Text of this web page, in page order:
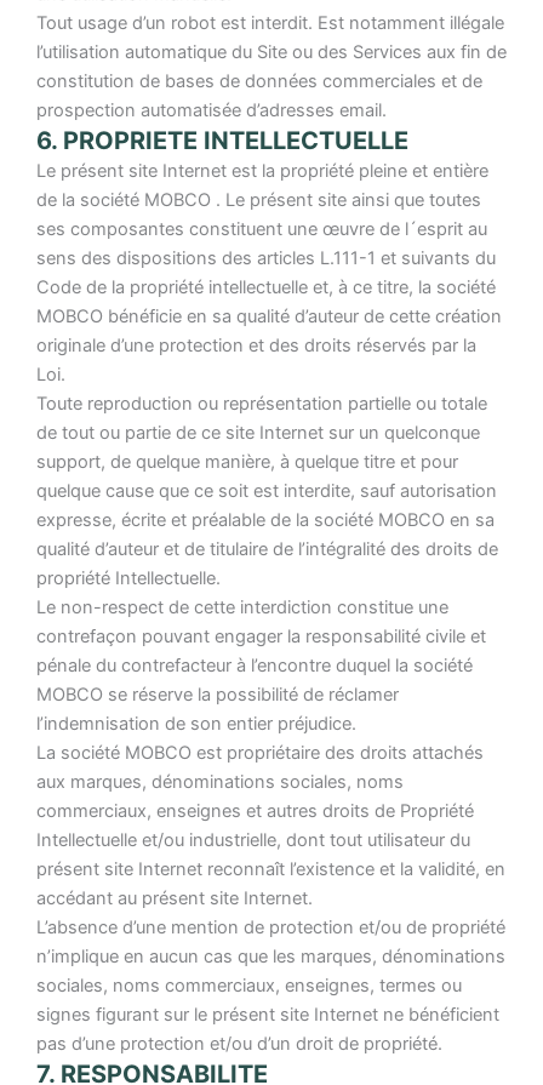
Tout usage d’un robot est interdit. Est notamment illégale
l’utilisation automatique du Site ou des Services aux fin de
constitution de bases de données commerciales et de
prospection automatisée d’adresses email.
6. PROPRIETE INTELLECTUELLE
Le présent site Internet est la propriété pleine et entière
de la société MOBCO . Le présent site ainsi que toutes
ses composantes constituent une œuvre de l´esprit au
sens des dispositions des articles L.111-1 et suivants du
Code de la propriété intellectuelle et, à ce titre, la société
MOBCO bénéficie en sa qualité d’auteur de cette création
originale d’une protection et des droits réservés par la
Loi.
Toute reproduction ou représentation partielle ou totale
de tout ou partie de ce site Internet sur un quelconque
support, de quelque manière, à quelque titre et pour
quelque cause que ce soit est interdite, sauf autorisation
expresse, écrite et préalable de la société MOBCO en sa
qualité d’auteur et de titulaire de l’intégralité des droits de
propriété Intellectuelle.
Le non-respect de cette interdiction constitue une
contrefaçon pouvant engager la responsabilité civile et
pénale du contrefacteur à l’encontre duquel la société
MOBCO se réserve la possibilité de réclamer
l’indemnisation de son entier préjudice.
La société MOBCO est propriétaire des droits attachés
aux marques, dénominations sociales, noms
commerciaux, enseignes et autres droits de Propriété
Intellectuelle et/ou industrielle, dont tout utilisateur du
présent site Internet reconnaît l’existence et la validité, en
accédant au présent site Internet.
L’absence d’une mention de protection et/ou de propriété
n’implique en aucun cas que les marques, dénominations
sociales, noms commerciaux, enseignes, termes ou
signes figurant sur le présent site Internet ne bénéficient
pas d’une protection et/ou d’un droit de propriété.
7. RESPONSABILITE